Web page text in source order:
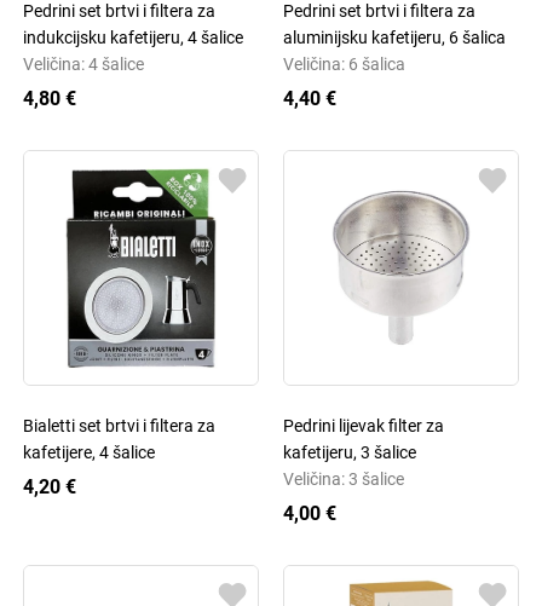
Pedrini set brtvi i filtera za
indukcijsku kafetijeru, 4 šalice
Veličina: 4 šalice
4,80 €
Pedrini set brtvi i filtera za
aluminijsku kafetijeru, 6 šalica
Veličina: 6 šalica
4,40 €
Bialetti set brtvi i filtera za
kafetijere, 4 šalice
4,20 €
Pedrini lijevak filter za
kafetijeru, 3 šalice
Veličina: 3 šalice
4,00 €